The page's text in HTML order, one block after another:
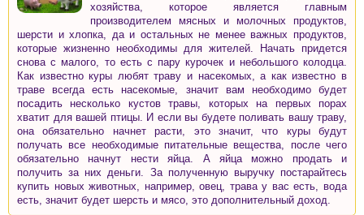
хозяйства, которое является главным
производителем мясных и молочных продуктов,
шерсти и хлопка, да и остальных не менее важных продуктов,
которые жизненно необходимы для жителей. Начать придется
снова с малого, то есть с пару курочек и небольшого колодца.
Как известно куры любят траву и насекомых, а как известно в
траве всегда есть насекомые, значит вам необходимо будет
посадить несколько кустов травы, которых на первых порах
хватит для вашей птицы. И если вы будете поливать вашу траву,
она обязательно начнет расти, это значит, что куры будут
получать все необходимые питательные вещества, после чего
обязательно начнут нести яйца. А яйца можно продать и
получить за них деньги. За полученную выручку постарайтесь
купить новых животных, например, овец, трава у вас есть, вода
есть, значит будет шерсть и мясо, это дополнительный доход.